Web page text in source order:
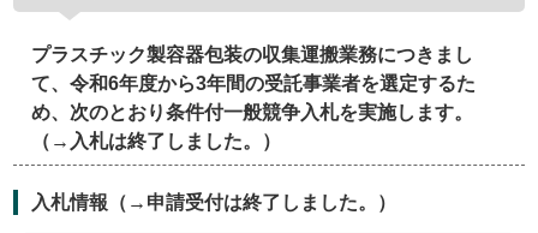
プラスチック製容器包装の収集運搬業務につきまし
て、令和6年度から3年間の受託事業者を選定するた
め、次のとおり条件付一般競争入札を実施します。
（→入札は終了しました。）
入札情報（→申請受付は終了しました。）